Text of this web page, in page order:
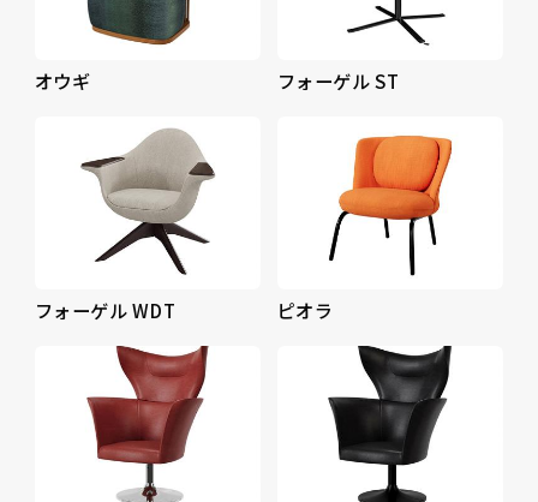
オウギ フォーゲル ST
フォーゲル WDT ピオラ